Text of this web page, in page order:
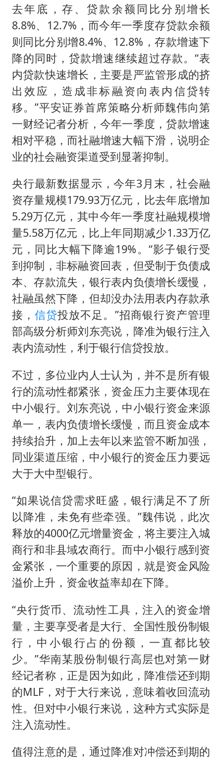
去年底，存、贷款余额同比分别增长
8.8%、12.7%，而今年一季度存贷款余额
则同比分别增8.4%、12.8%，存款增速下
降的同时，贷款增速继续超过存款。“表
内贷款快速增长，主要是严监管形成的挤
出效应，造成非标融资向表内信贷转
移。”平安证券首席策略分析师魏伟向第
一财经记者分析，今年一季度，贷款增速
相对平稳，而社融增速大幅下滑，说明企
业的社会融资渠道受到显著抑制。
央行最新数据显示，今年3月末，社会融
资存量规模179.93万亿元，比去年底增加
5.29万亿元，其中今年一季度社融规模增
量5.58万亿元，比上年同期减少1.33万亿
元，同比大幅下降逾19%。“影子银行受
到抑制，非标融资回表，但受制于负债成
本、存款流失，银行表内负债增长缓慢，
社融虽然下降，但却没办法用表内存款承
接，信贷投放不足。”招商银行资产管理
部高级分析师刘东亮说，降准为银行注入
表内流动性，利于银行信贷投放。
不过，多位业内人士认为，并不是所有银
行的流动性都紧张，资金压力主要体现在
中小银行。刘东亮说，中小银行资金来源
单一，表内负债增长缓慢，而且资金成本
持续抬升，加上去年以来监管不断加强，
同业渠道压缩，中小银行的资金压力要远
大于大中型银行。
“如果说信贷需求旺盛，银行满足不了所
以降准，未免有些牵强。”魏伟说，此次
释放的4000亿元增量资金，将主要注入城
商行和非县域农商行。而中小银行感到资
金紧张，一个重要的原因，就是资金风险
溢价上升，资金收益率却在下降。
“央行货币、流动性工具，注入的资金增
量，主要享受者是大行、全国性股份制银
行，中小银行占的份额，一直都比较
少。”华南某股份制银行高层也对第一财
经记者称，正是因为如此，降准偿还到期
的MLF，对于大行来说，意味着收回流动
性。但对中小银行来说，这种方式实际是
注入流动性。
值得注意的是，通过降准对冲偿还到期的